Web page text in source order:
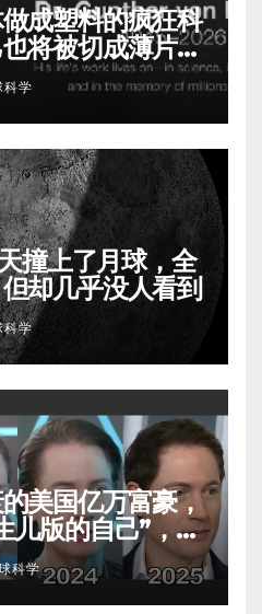
成塑料的疯狂科
将被切成薄片展
科学
撞上了月球，全
却几乎没人看到
学
美国亿万富豪，
儿版的自己”，真
科学